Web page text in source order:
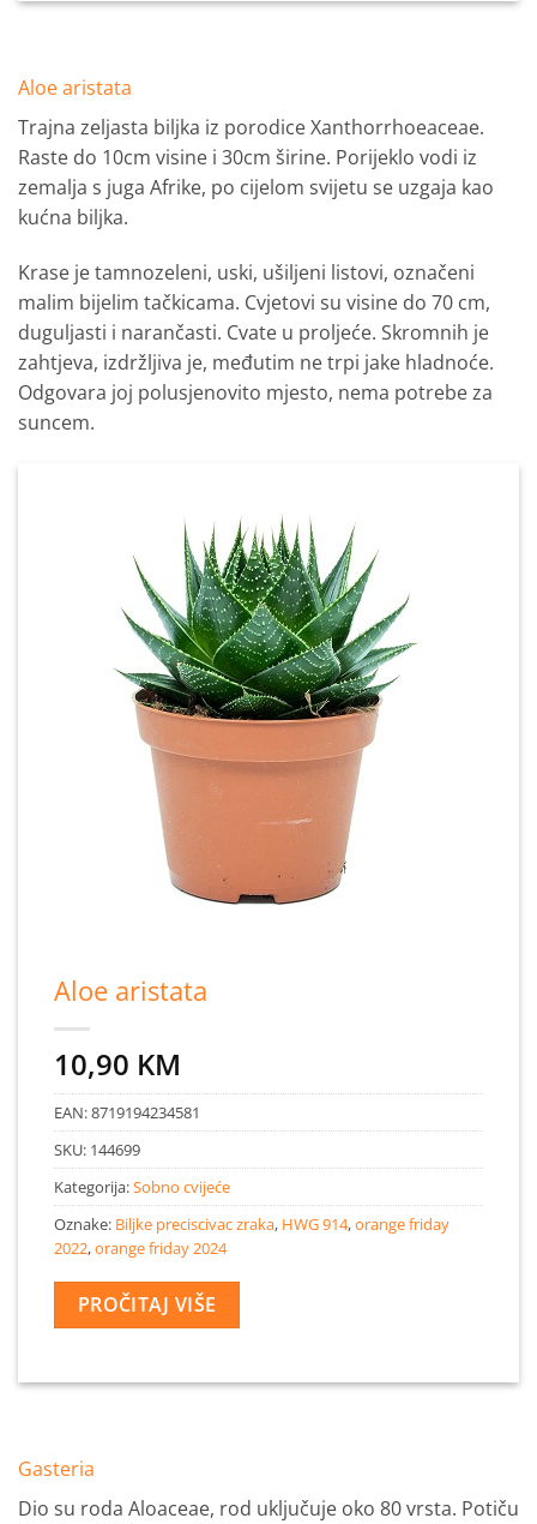
Aloe aristata
Trajna zeljasta biljka iz porodice Xanthorrhoeaceae.
Raste do 10cm visine i 30cm širine. Porijeklo vodi iz
zemalja s juga Afrike, po cijelom svijetu se uzgaja kao
kućna biljka.
Krase je tamnozeleni, uski, ušiljeni listovi, označeni
malim bijelim tačkicama. Cvjetovi su visine do 70 cm,
duguljasti i narančasti. Cvate u proljeće. Skromnih je
zahtjeva, izdržljiva je, međutim ne trpi jake hladnoće.
Odgovara joj polusjenovito mjesto, nema potrebe za
suncem.
Aloe aristata
10,90 KM
EAN:8719194234581
SKU: 144699
Kategorija:Sobno cvijeće
Oznake: Biljke preciscivac zraka, HWG 914,orange friday
2022,orange friday 2024
PROČITAJ VIŠE
Gasteria
Dio su roda Aloaceae, rod uključuje oko 80 vrsta. Potiču